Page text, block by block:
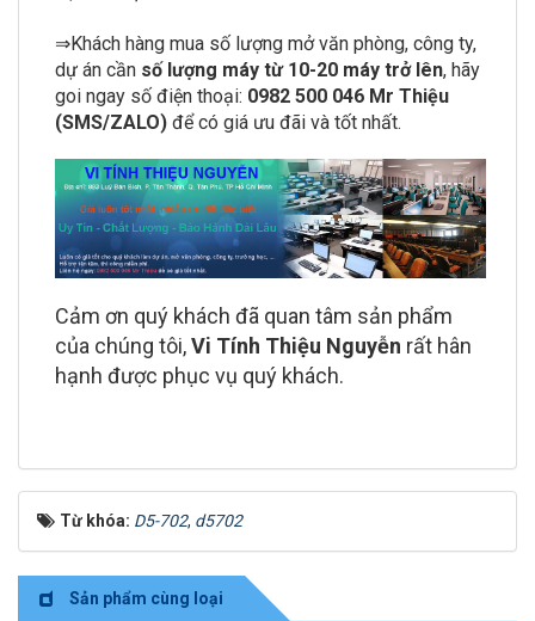
⇒Khách hàng mua số lượng mở văn phòng, công ty,
dự án cần số lượng máy từ 10-20 máy trở lên, hãy
goi ngay số điện thoại: 0982 500 046 Mr Thiệu
(SMS/ZALO) để có giá ưu đãi và tốt nhất.
Cảm ơn quý khách đã quan tâm sản phẩm
của chúng tôi,Vi Tính Thiệu Nguyễn rất hân
hạnh được phục vụ quý khách.
Từ khóa: D5-702, d5702
Sản phẩm cùng loại